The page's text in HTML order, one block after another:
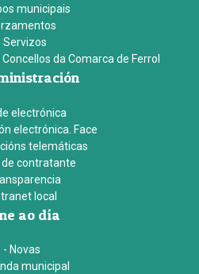
municipais
Servizos
da Comarca de Ferrol
electrónica
electrónica. Face
telemáticas
de contratante
local
ao día
- Novas
municipal